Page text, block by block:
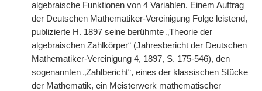
algebraische Funktionen von 4 Variablen. Einem Auftrag
der Deutschen Mathematiker-Vereinigung Folge leistend,
publizierte H. 1897 seine berühmte „Theorie der
algebraischen Zahlkörper“ (Jahresbericht der Deutschen
Mathematiker-Vereinigung 4, 1897, S. 175-546), den
sogenannten „Zahlbericht“, eines der klassischen Stücke
der Mathematik, ein Meisterwerk mathematischer